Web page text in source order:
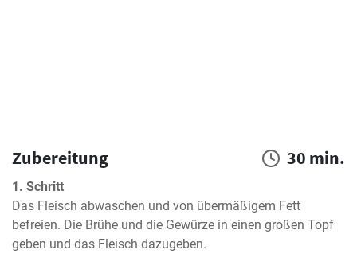
Zubereitung 30 min.
1. Schritt
Das Fleisch abwaschen und von übermäßigem Fett
befreien. Die Brühe und die Gewürze in einen großen Topf
geben und das Fleisch dazugeben.